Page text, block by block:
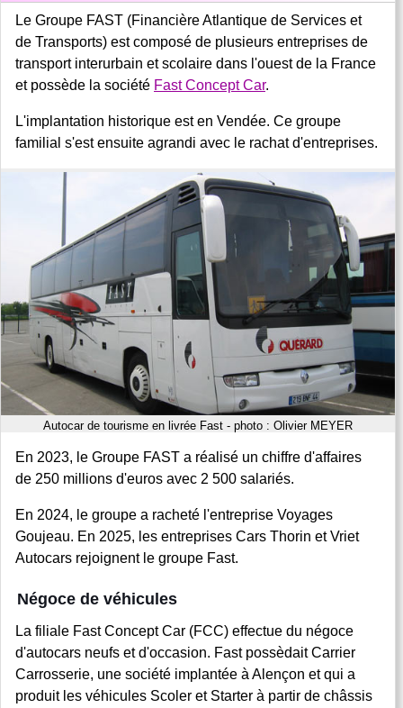
Le Groupe FAST (Financière Atlantique de Services et
de Transports) est composé de plusieurs entreprises de
transport interurbain et scolaire dans l'ouest de la France
et possède la société Fast Concept Car.
L'implantation historique est en Vendée. Ce groupe
familial s'est ensuite agrandi avec le rachat d'entreprises.
Autocar de tourisme en livrée Fast - photo : Olivier MEYER
En 2023, le Groupe FAST a réalisé un chiffre d'affaires
de 250 millions d'euros avec 2 500 salariés.
En 2024, le groupe a racheté l'entreprise Voyages
Goujeau. En 2025, les entreprises Cars Thorin et Vriet
Autocars rejoignent le groupe Fast.
Négoce de véhicules
La filiale Fast Concept Car (FCC) effectue du négoce
d'autocars neufs et d'occasion. Fast possèdait Carrier
Carrosserie, une société implantée à Alençon et qui a
produit les véhicules Scoler et Starter à partir de châssis